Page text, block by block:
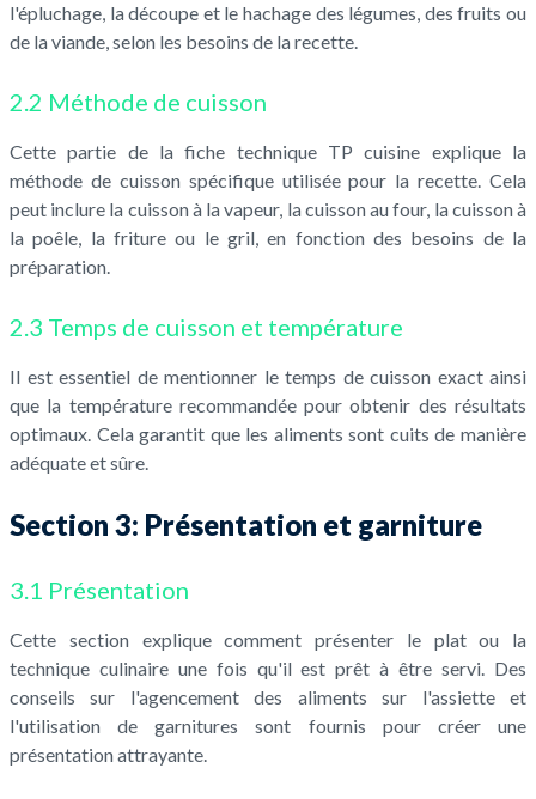
l'épluchage, la découpe et le hachage des légumes, des fruits ou
de la viande, selon les besoins de la recette.
2.2 Méthode de cuisson
Cette partie de la fiche technique TP cuisine explique la
méthode de cuisson spécifique utilisée pour la recette. Cela
peut inclure la cuisson à la vapeur, la cuisson au four, la cuisson à
la poêle, la friture ou le gril, en fonction des besoins de la
préparation.
2.3 Temps de cuisson et température
Il est essentiel de mentionner le temps de cuisson exact ainsi
que la température recommandée pour obtenir des résultats
optimaux. Cela garantit que les aliments sont cuits de manière
adéquate et sûre.
Section 3: Présentation et garniture
3.1 Présentation
Cette section explique comment présenter le plat ou la
technique culinaire une fois qu'il est prêt à être servi. Des
conseils sur l'agencement des aliments sur l'assiette et
l'utilisation de garnitures sont fournis pour créer une
présentation attrayante.